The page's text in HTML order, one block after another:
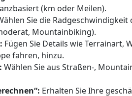
(km oder Meilen).
Sie die
Mountainbiking).
Fügen Sie Details wie Terrainart,
fahren, hinzu.
Wählen Sie aus Straßen-,
Erhalten Sie Ihre